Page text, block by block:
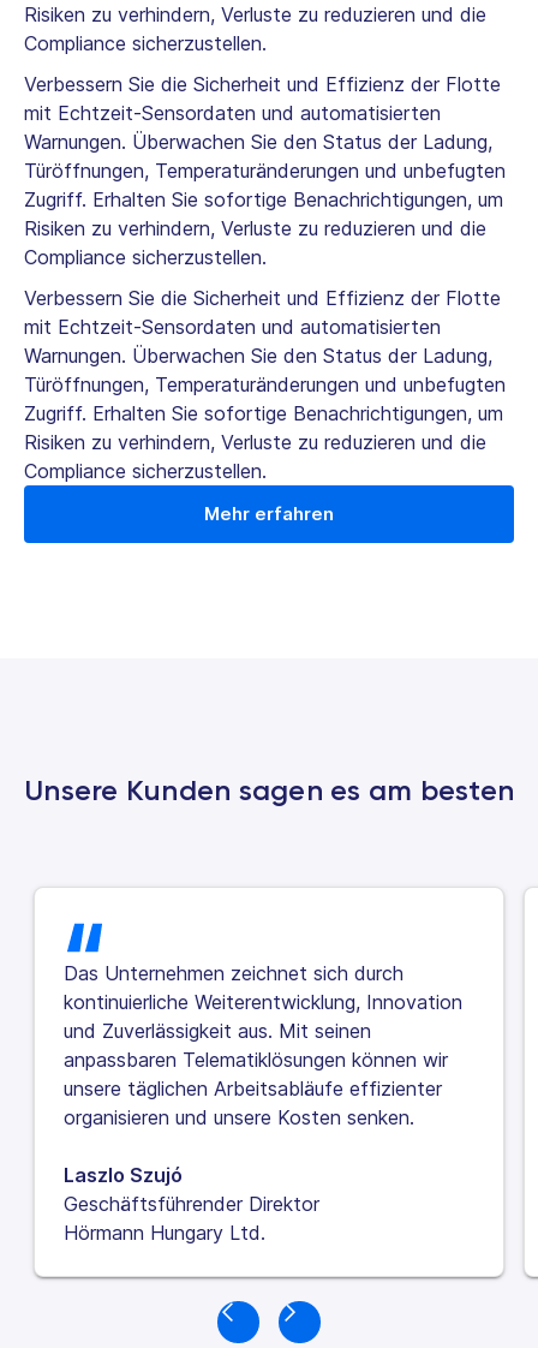
Risiken zu verhindern, Verluste zu reduzieren und die
Compliance sicherzustellen.
Verbessern Sie die Sicherheit und Effizienz der Flotte
mit Echtzeit-Sensordaten und automatisierten
Warnungen. Überwachen Sie den Status der Ladung,
Türöffnungen, Temperaturänderungen und unbefugten
Zugriff. Erhalten Sie sofortige Benachrichtigungen, um
Risiken zu verhindern, Verluste zu reduzieren und die
Compliance sicherzustellen.
Verbessern Sie die Sicherheit und Effizienz der Flotte
mit Echtzeit-Sensordaten und automatisierten
Warnungen. Überwachen Sie den Status der Ladung,
Türöffnungen, Temperaturänderungen und unbefugten
Zugriff. Erhalten Sie sofortige Benachrichtigungen, um
Risiken zu verhindern, Verluste zu reduzieren und die
Compliance sicherzustellen.
Mehr erfahren
Unsere Kunden sagen es am besten
Das Unternehmen zeichnet sich durch
kontinuierliche Weiterentwicklung, Innovation
und Zuverlässigkeit aus. Mit seinen
anpassbaren Telematiklösungen können wir
unsere täglichen Arbeitsabläufe effizienter
organisieren und unsere Kosten senken.
Laszlo Szujó
Geschäftsführender Direktor
Hörmann Hungary Ltd.